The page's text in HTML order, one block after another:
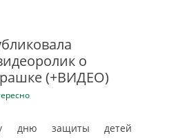
о
(+ВИДЕО)
дню защиты детей